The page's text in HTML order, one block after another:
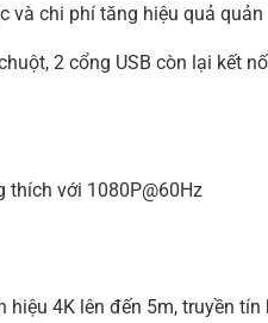
và chi phí tăng hiệu quả
2 cổng USB còn lại kết
thích với 1080P@60Hz
4K lên đến 5m, truyền